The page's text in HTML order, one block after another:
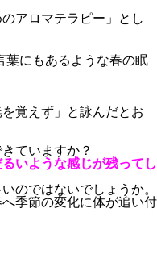
アロマテラピー」とし
葉にもあるような春の眠
覚えず」と詠んだとお
ていますか？
いような感じが残ってし
のではないでしょうか。
季節の変化に体が追い付